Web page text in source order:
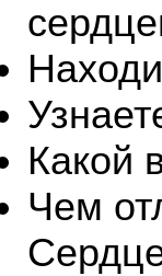
Какой
Чем